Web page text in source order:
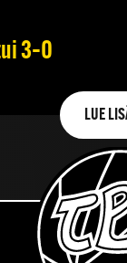
3–0
LUE